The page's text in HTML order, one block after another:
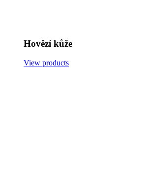
Hovězí kůže
View products